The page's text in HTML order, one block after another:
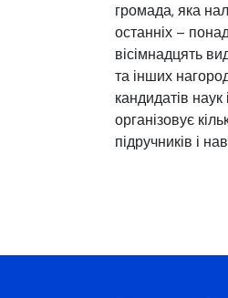
громада, яка
останніх –
вісімнадцять
та інших
кандидатів
організовує
підручників і